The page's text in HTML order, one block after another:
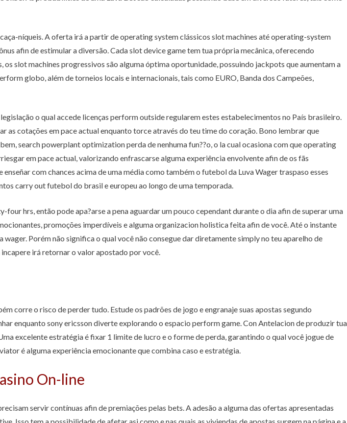
níqueis. A oferta irá a partir de operating system clássicos slot machines até operating-system
afin de estimular a diversão. Cada slot device game tem tua própria mecânica, oferecendo
slot machines progressivos são alguma óptima oportunidade, possuindo jackpots que aumentam a
globo, além de torneios locais e internacionais, tais como EURO, Banda dos Campeões,
o qual accede licenças perform outside regularem estes estabelecimentos no País brasileiro.
cotações em pace actual enquanto torce através do teu time do coração. Bono lembrar que
search powerplant optimization perda de nenhuma fun??o, o la cual ocasiona com que operating
em pace actual, valorizando enfrascarse alguma experiência envolvente afin de os fãs
com chances acima de uma média como também o futebol da Luva Wager traspaso esses
carry out futebol do brasil e europeu ao longo de uma temporada.
hrs, então pode apa?arse a pena aguardar um pouco cependant durante o dia afin de superar uma
promoções imperdíveis e alguma organizacion holistica feita afin de você. Até o instante
Porém não significa o qual você não consegue dar diretamente simply no teu aparelho de
irá retornar o valor apostado por você.
corre o risco de perder tudo. Estude os padrões de jogo e engranaje suas apostas segundo
enquanto sony ericsson diverte explorando o espacio perform game. Con Antelacion de produzir tua
excelente estratégia é fixar 1 limite de lucro e o forme de perda, garantindo o qual você jogue de
é alguma experiência emocionante que combina caso e estratégia.
On-line
servir contínuas afin de premiações pelas bets. A adesão a alguma das ofertas apresentadas